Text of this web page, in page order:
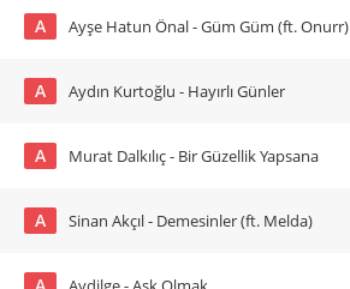
A Ayşe Hatun Önal - Güm Güm (ft. Onurr)
A Aydın Kurtoğlu - Hayırlı Günler
A Murat Dalkılıç - Bir Güzellik Yapsana
A Sinan Akçıl - Demesinler (ft. Melda)